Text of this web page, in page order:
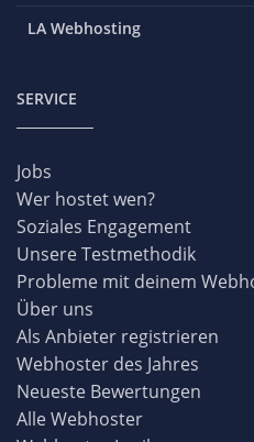
LA Webhosting
SERVICE
Jobs
Wer hostet wen?
Soziales Engagement
Unsere Testmethodik
Probleme mit deinem
Über uns
Als Anbieter registrieren
Webhoster des Jahres
Neueste Bewertungen
Alle Webhoster